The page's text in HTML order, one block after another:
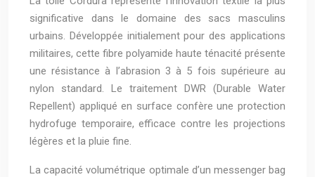
significative dans le domaine des sacs masculins
urbains. Développée initialement pour des applications
militaires, cette fibre polyamide haute ténacité présente
une résistance à l’abrasion 3 à 5 fois supérieure au
nylon standard. Le traitement DWR (Durable Water
Repellent) appliqué en surface confère une protection
hydrofuge temporaire, efficace contre les projections
légères et la pluie fine.
La capacité volumétrique optimale d’un messenger bag